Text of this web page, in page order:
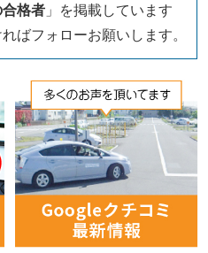
格者 」を掲載しています
フォローお願いします。